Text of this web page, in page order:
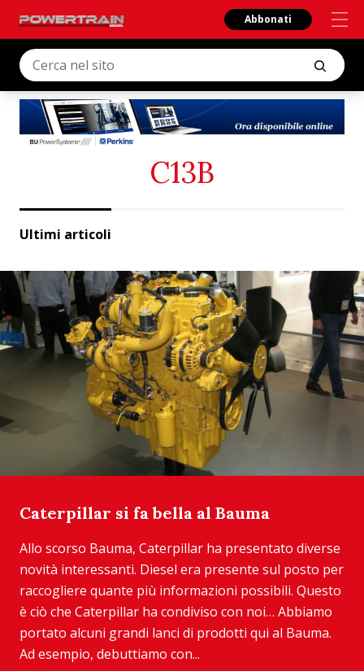
Abbonati
C13B
Ultimi articoli
Caterpillar si fa bella al Bauma
Allo scorso Bauma, Caterpillar ha presentato diverse
novità interessanti. Diesel era presente sul posto per
raccogliere quante più informazioni possibili. Questo
è ciò che Caterpillar ha condiviso con noi… Abbiamo
portato alcuni grandi lanci di prodotti qui al Bauma.
Ad esempio, debuttiamo con...